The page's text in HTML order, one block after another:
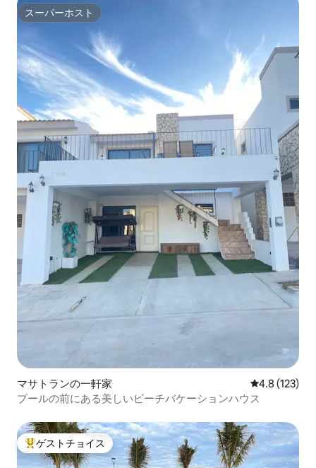
スーパーホスト
スーパーホスト
マサトランの一軒家 レビュー123
4.8 (123)
プールの前にある美しいビーチバケーションハウス
大好評のゲストチョイスです。
ゲストチョイス